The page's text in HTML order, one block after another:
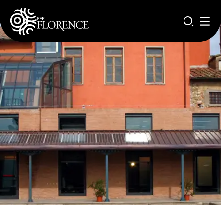
Salta al contenuto principale